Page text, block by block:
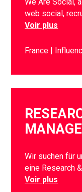
We Are Social,
web social,
Voir plus
France
Wir suchen für
eine Research
Voir plus